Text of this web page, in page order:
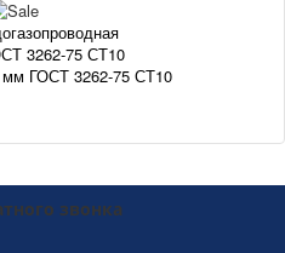
мм ГОСТ 3262-75 СТ10
звонка